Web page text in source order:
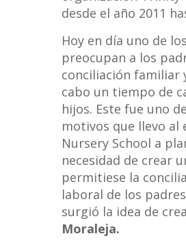
desde el año 2011
Hoy en día uno de
preocupan a los
conciliación familiar
cabo un tiempo de
hijos. Este fue uno
motivos que llevo al
Nursery School a
necesidad de crear
permitiese la
laboral de los
surgió la idea de
Moraleja.